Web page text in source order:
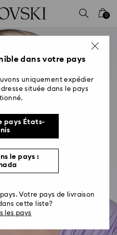
0
et
année
dans votre pays
uniquement expédier
située dans le pays
pays États-
le pays :
Votre pays de livraison
cette liste?
les pays